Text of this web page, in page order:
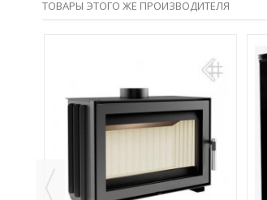
ТОВАРЫ ЭТОГО ЖЕ ПРОИЗВОДИТЕЛЯ